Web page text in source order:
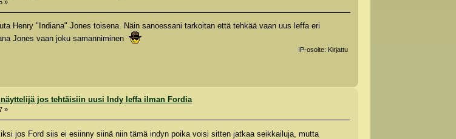
»
Henry "Indiana" Jones toisena. Näin sanoessani tarkoitan että tehkää vaan uus leffa eri
Jones vaan joku samanniminen
IP-osoite: Kirjattu
jos tehtäisiin uusi Indy leffa ilman Fordia
»
jos Ford siis ei esiinny siinä niin tämä indyn poika voisi sitten jatkaa seikkailuja, mutta